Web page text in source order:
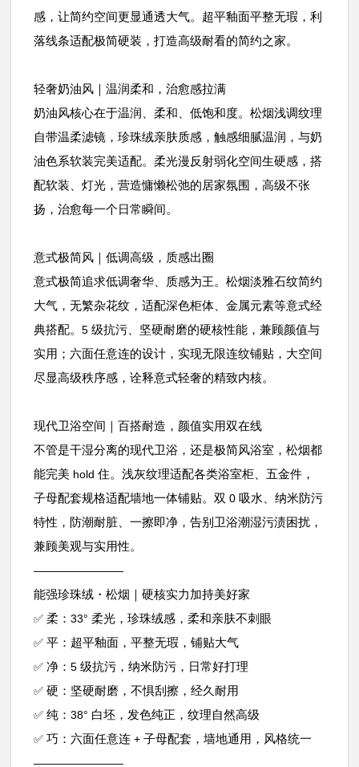
感，让简约空间更显通透大气。超平釉面平整无瑕，利
落线条适配极简硬装，打造高级耐看的简约之家。
轻奢奶油风｜温润柔和，治愈感拉满
奶油风核心在于温润、柔和、低饱和度。松烟浅调纹理
自带温柔滤镜，珍珠绒亲肤质感，触感细腻温润，与奶
油色系软装完美适配。柔光漫反射弱化空间生硬感，搭
配软装、灯光，营造慵懒松弛的居家氛围，高级不张
扬，治愈每一个日常瞬间。
意式极简风｜低调高级，质感出圈
意式极简追求低调奢华、质感为王。松烟淡雅石纹简约
大气，无繁杂花纹，适配深色柜体、金属元素等意式经
典搭配。5级抗污、坚硬耐磨的硬核性能，兼顾颜值与
实用；六面任意连的设计，实现无限连纹铺贴，大空间
尽显高级秩序感，诠释意式轻奢的精致内核。
现代卫浴空间｜百搭耐造，颜值实用双在线
不管是干湿分离的现代卫浴，还是极简风浴室，松烟都
能完美 hold住。浅灰纹理适配各类浴室柜、五金件，
子母配套规格适配墙地一体铺贴。双 0 吸水、纳米防污
特性，防潮耐脏、一擦即净，告别卫浴潮湿污渍困扰，
兼顾美观与实用性。
————————
能强珍珠绒・松烟｜硬核实力加持美好家
✅柔：33°柔光，珍珠绒感，柔和亲肤不刺眼
✅平：超平釉面，平整无瑕，铺贴大气
✅净：5级抗污，纳米防污，日常好打理
✅硬：坚硬耐磨，不惧刮擦，经久耐用
✅纯：38° 白坯，发色纯正，纹理自然高级
✅巧：六面任意连 +子母配套，墙地通用，风格统一
————————